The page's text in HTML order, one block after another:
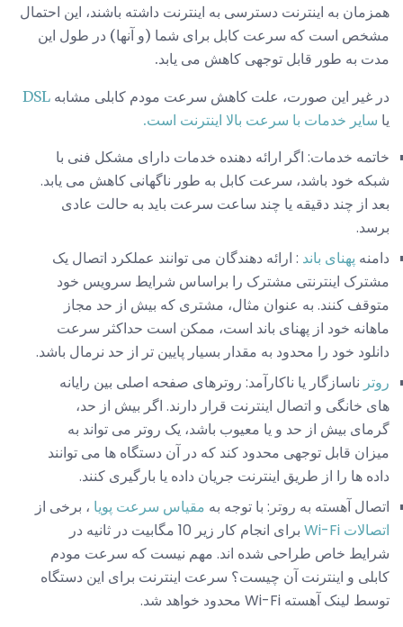
همزمان به اینترنت دسترسی به اینترنت داشته باشند، این احتمال
مشخص است که سرعت کابل برای شما (و آنها) در طول این
مدت به طور قابل توجهی کاهش می یابد.
در غیر این صورت، علت کاهش سرعت مودم کابلی مشابه DSL
یا سایر خدمات با سرعت بالا اینترنت است.
خاتمه خدمات: اگر ارائه دهنده خدمات دارای مشکل فنی با
شبکه خود باشد، سرعت کابل به طور ناگهانی کاهش می یابد.
بعد از چند دقیقه یا چند ساعت سرعت باید به حالت عادی
برسد.
دامنه پهنای باند : ارائه دهندگان می توانند عملکرد اتصال یک
مشترک اینترنتی مشترک را براساس شرایط سرویس خود
متوقف کنند. به عنوان مثال، مشتری که بیش از حد مجاز
ماهانه خود از پهنای باند است، ممکن است حداکثر سرعت
دانلود خود را محدود به مقدار بسیار پایین تر از حد نرمال باشد.
روتر ناسازگار یا ناکارآمد: روترهای صفحه اصلی بین رایانه
های خانگی و اتصال اینترنت قرار دارند. اگر بیش از حد،
گرمای بیش از حد و یا معیوب باشد، یک روتر می تواند به
میزان قابل توجهی محدود کند که در آن دستگاه ها می توانند
داده ها را از طریق اینترنت جریان داده یا بارگیری کنند.
اتصال آهسته به روتر: با توجه به مقیاس سرعت پویا ، برخی از
اتصالات Wi-Fi
برای انجام کار زیر 10 مگابیت در ثانیه در
شرایط خاص طراحی شده اند. مهم نیست که سرعت مودم
کابلی و اینترنت آن چیست؟ سرعت اینترنت برای این دستگاه
توسط لینک آهسته Wi-Fi محدود خواهد شد.